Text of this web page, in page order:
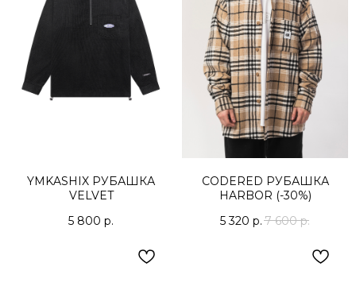
YMKASHIX РУБАШКА
VELVET
5 800 р.
CODERED РУБАШКА
HARBOR (-30%)
5 320 р. 7 600 р.